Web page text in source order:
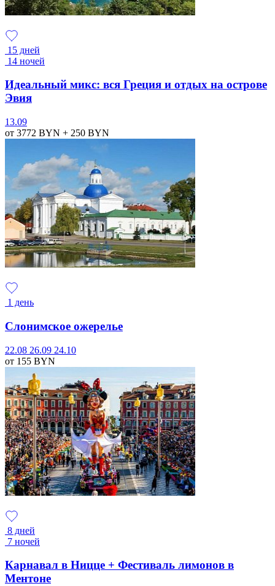
15 дней
14 ночей
Идеальный микс: вся Греция и отдых на острове
Эвия
13.09
от 3772 BYN + 250 BYN
1 день
Слонимское ожерелье
22.08 26.09 24.10
от 155 BYN
8 дней
7 ночей
Карнавал в Ницце + Фестиваль лимонов в
Ментоне